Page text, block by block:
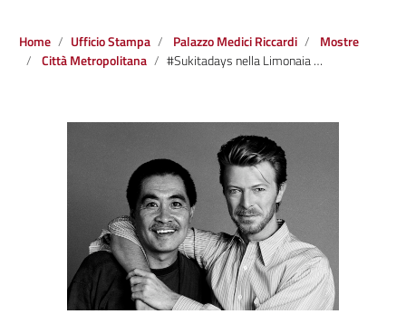
Home Ufficio Stampa Palazzo Medici Riccardi
Mostre
Città Metropolitana
#Sukitadays nella Limonaia di Palazzo Medici Riccardi